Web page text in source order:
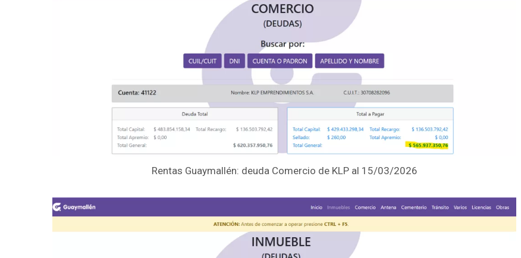
Rentas Guaymallén: deuda Comercio de KLP al 15/03/2026